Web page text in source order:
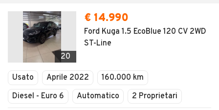
20
€ 14.990
Ford Kuga 1.5 EcoBlue 120 CV 2WD
ST-Line
Usato Aprile 2022
160.000 km
Diesel - Euro 6
Automatico 2 Proprietari